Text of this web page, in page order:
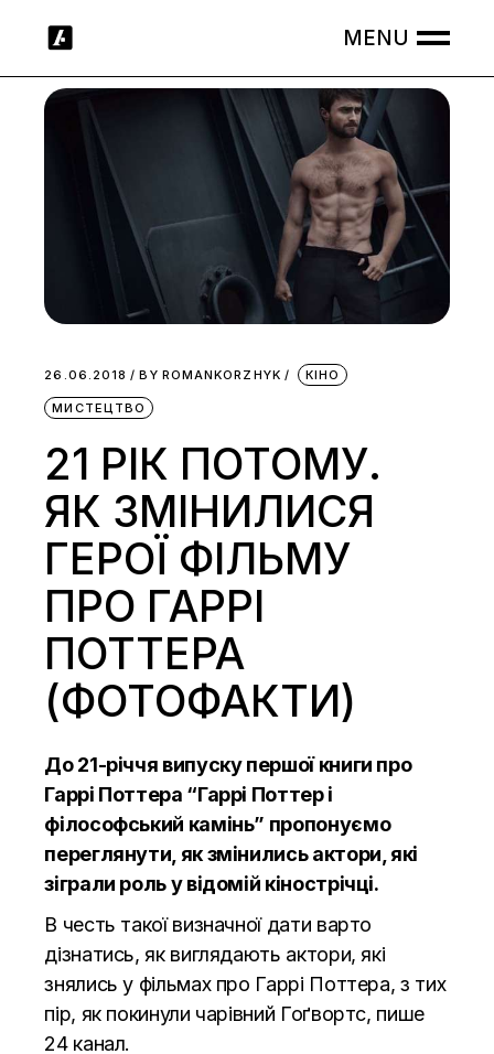
26.06.2018 BY ROMANKORZHYK КІНО
МИСТЕЦТВО
21 РІК ПОТОМУ.
ЯК ЗМІНИЛИСЯ
ГЕРОЇ ФІЛЬМУ
ПРО ГАРРІ
ПОТТЕРА
(ФОТОФАКТИ)
До 21-річчя випуску першої книги про
Гаррі Поттера “Гаррі Поттер і
філософський камінь” пропонуємо
переглянути, як змінились актори, які
зіграли роль у відомій кінострічці.
В честь такої визначної дати варто
дізнатись, як виглядають актори, які
знялись у фільмах про Гаррі Поттера, з тих
пір, як покинули чарівний Гоґвортс, пише
24 канал.